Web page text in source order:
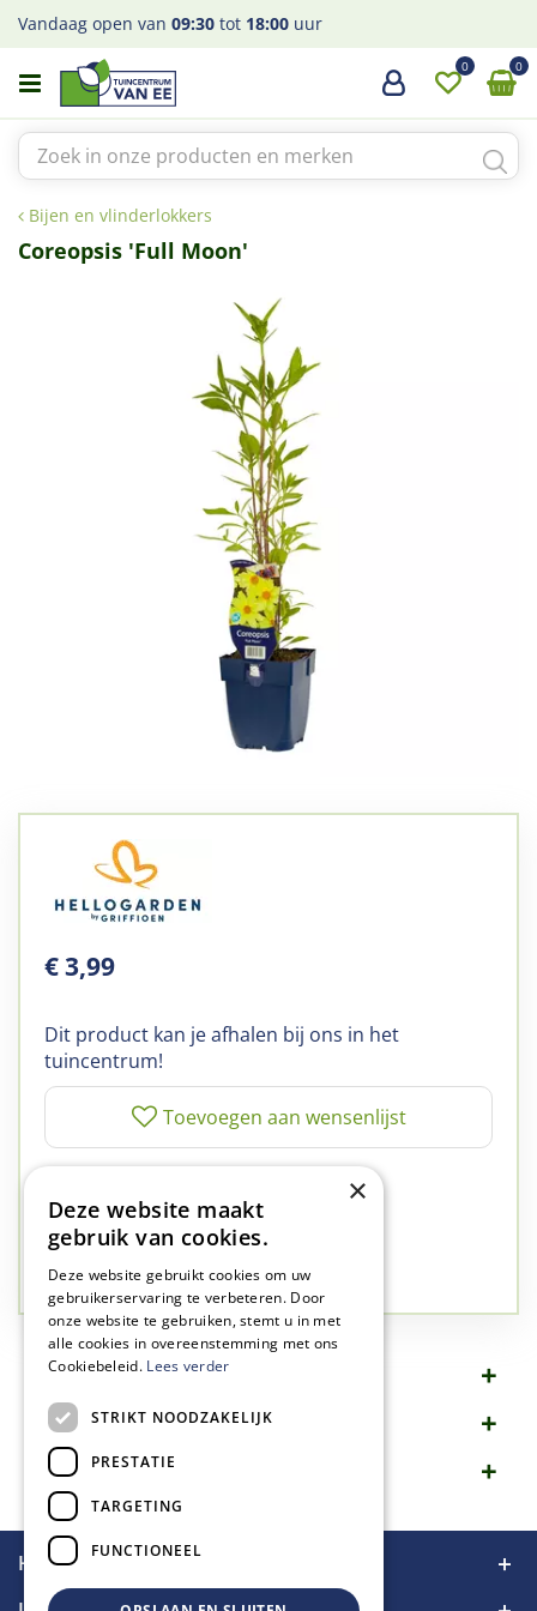
a
Bijen en vlinderlokkers
Vandaag open van 09:30 tot 18:00 uur
Coreopsis 'Full Moon'
€3,99
Dit product kan je afhalen bij ons in het
tuincentrum!
✅A-kwaliteit service
✅77 jaar familie bedrijf
✅Groen, dat is wat we doen
Omschrijving
Specificaties
Merk
Handige links
×
Deze website maakt
gebruik van cookies.
Deze website gebruikt cookies om uw
gebruikerservaring te verbeteren. Door
onze website te gebruiken, stemt u in met
alle cookies in overeenstemming met ons
Cookiebeleid. Lees verder
STRIKT NOODZAKELIJK
PRESTATIE
TARGETING
FUNCTIONEEL